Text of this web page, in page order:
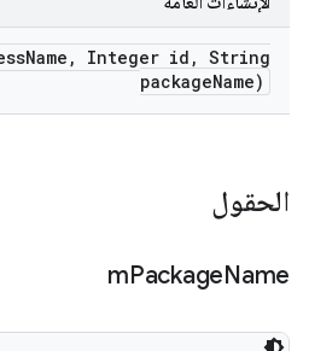
Name , Integer id , String
packageName)
الحقول
mPackageName